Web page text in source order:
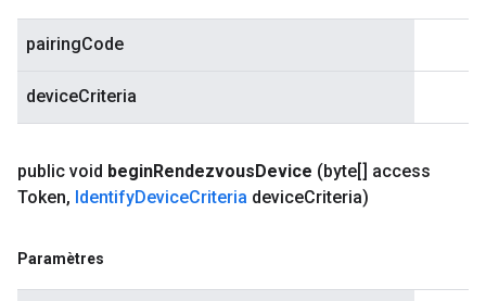
pairingCode
deviceCriteria
public void beginRendezvousDevice (byte[] access
Token, IdentifyDeviceCriteria deviceCriteria)
Paramètres